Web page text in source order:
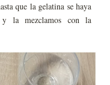
que la gelatina se haya
y la mezclamos con la